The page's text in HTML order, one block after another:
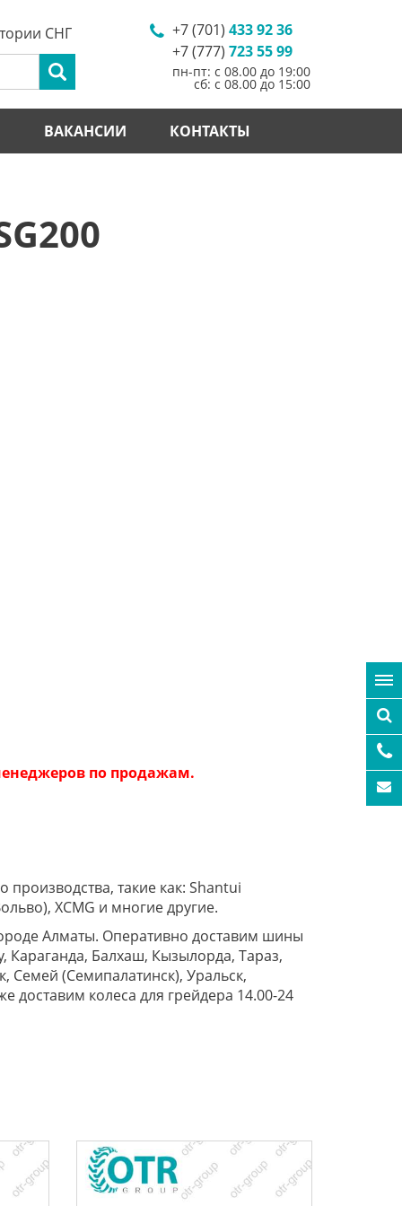
+7 (701) 433 92 36
+7 (777) 723 55 99
пн-пт: с 08.00 до 19:00
сб: с 08.00 до 15:00
СНГ
ВАКАНСИИ КОНТАКТЫ
по продажам.
такие как: Shantui
XCMG и многие другие.
Алматы. Оперативно доставим шины
Караганда, Балхаш, Кызылорда, Тараз,
Семей (Семипалатинск), Уральск,
доставим колеса для грейдера 14.00-24